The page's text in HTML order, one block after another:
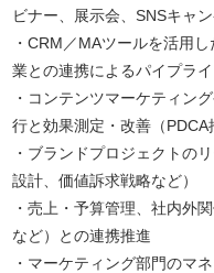
ビナー、展示会、SNSキャン
・CRM／MAツールを活用
業との連携によるパイプラ
・コンテンツマーケティン
行と効果測定・改善（PDCA
・ブランドプロジェクトの
設計、価値訴求戦略など）
・売上・予算管理、社内外
など）との連携推進
・マーケティング部門のマ